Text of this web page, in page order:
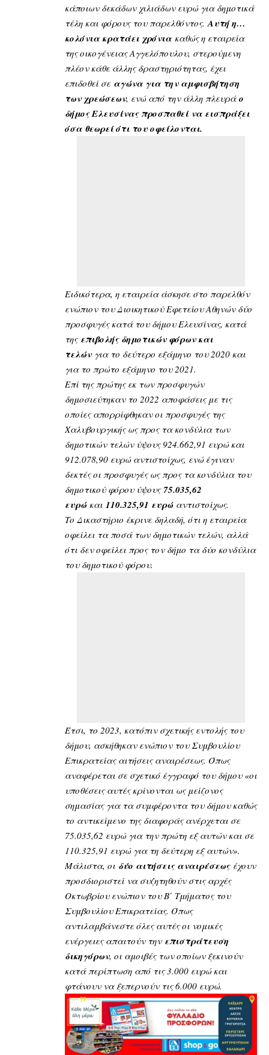
κάποιων δεκάδων χιλιάδων ευρώ για δημοτικά
τέλη και φόρους του παρελθόντος. Αυτή η…
κολόνια κρατάει χρόνια καθώς η εταιρεία
της οικογένειας Αγγελόπουλου, στερούμενη
πλέον κάθε άλλης δραστηριότητας, έχει
επιδοθεί σεαγώνα για την αμφισβήτηση
των χρεώσεων, ενώ από την άλλη πλευρά ο
δήμος Ελευσίνας προσπαθεί να εισπράξει
όσα θεωρεί ότι του οφείλονται.
Ειδικότερα, η εταιρεία άσκησε στο παρελθόν
ενώπιον του Διοικητικού Εφετείου Αθηνών δύο
προσφυγές κατά του δήμου Ελευσίνας, κατά
τηςεπιβολής δημοτικών φόρων και
τελώνγια το δεύτερο εξάμηνο του 2020 και
για το πρώτο εξάμηνο του 2021.
Επί της πρώτης εκ των προσφυγών
δημοσιεύτηκαν το 2022 αποφάσεις με τις
οποίες απορρίφθηκαν οι προσφυγές της
Χαλυβουργικής ως προς τα κονδύλια των
δημοτικών τελών ύψους 924.662,91 ευρώ και
912.078,90 ευρώ αντιστοίχως, ενώ έγιναν
δεκτές οι προσφυγές ως προς τα κονδύλια του
δημοτικού φόρου ύψους75.035,62
ευρώκαι 110.325,91 ευρώαντιστοίχως.
Το Δικαστήριο έκρινε δηλαδή, ότι η εταιρεία
οφείλει τα ποσά των δημοτικών τελών, αλλά
ότι δεν οφείλει προς τον δήμο τα δύο κονδύλια
του δημοτικού φόρου.
Έτσι, το 2023, κατόπιν σχετικής εντολής του
δήμου, ασκήθηκαν ενώπιον του Συμβουλίου
Επικρατείας αιτήσεις αναιρέσεως. Όπως
αναφέρεται σε σχετικό έγγραφό του δήμου «οι
υποθέσεις αυτές κρίνονται ως μείζονος
σημασίας για τα συμφέροντα του δήμου καθώς
το αντικείμενο της διαφοράς ανέρχεται σε
75.035,62 ευρώ για την πρώτη εξ αυτών και σε
110.325,91 ευρώ για τη δεύτερη εξ αυτών».
Μάλιστα, οι δύο αιτήσεις αναιρέσεωςέχουν
προσδιοριστεί να συζητηθούν στις αρχές
Οκτωβρίου ενώπιον του Β΄ Τμήματος του
Συμβουλίου Επικρατείας. Όπως
αντιλαμβάνεστε όλες αυτές οι νομικές
ενέργειες απαιτούν τηνεπιστράτευση
δικηγόρων, οι αμοιβές των οποίων ξεκινούν
κατά περίπτωση από τις 3.000 ευρώ και
φτάνουν να ξεπερνούν τις 6.000 ευρώ.